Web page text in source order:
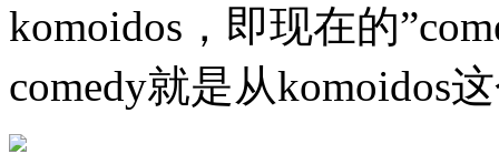
komoidos，即现在的
comedy就是从komoidos